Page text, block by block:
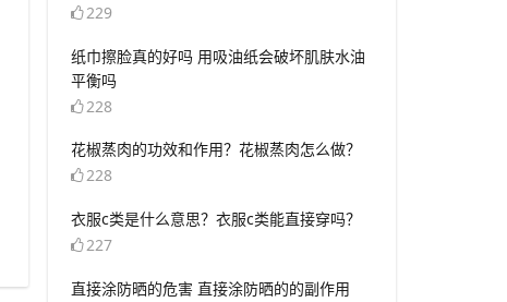
229
​纸巾擦脸真的好吗 用吸油纸会破坏肌肤水油
平衡吗
228
​花椒蒸肉的功效和作用？花椒蒸肉怎么做？
228
​衣服c类是什么意思？衣服c类能直接穿吗？
227
​直接涂防晒的危害 直接涂防晒的的副作用